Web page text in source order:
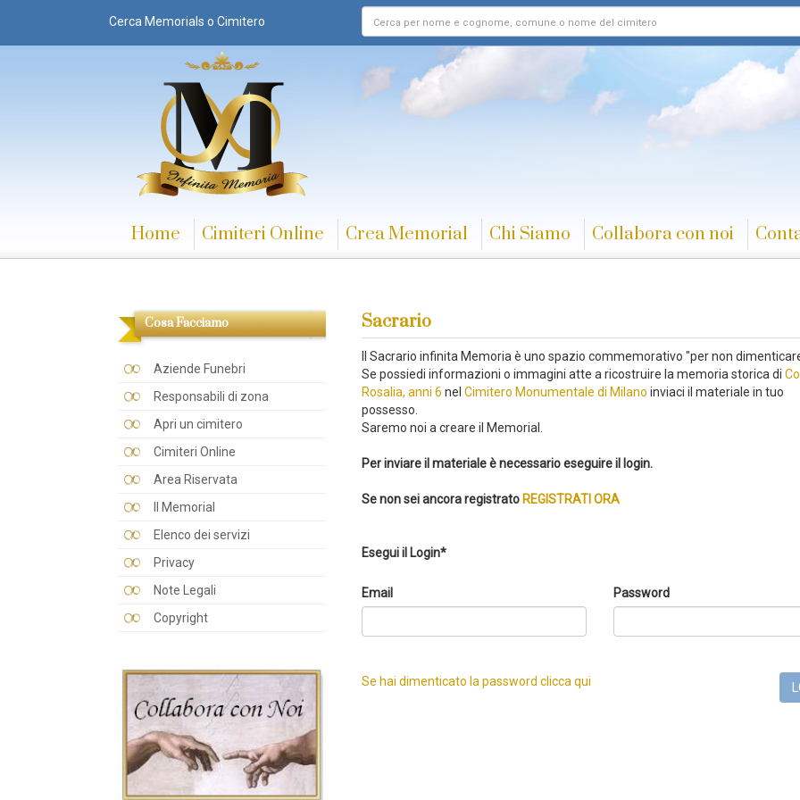
Cerca Memorials o Cimitero
Home Cimiteri Online Crea Memorial Chi Siamo Collabora con noi
Cosa Facciamo
Aziende Funebri
Responsabili di zona
Apri un cimitero
Cimiteri Online
Area Riservata
Il Memorial
Elenco dei servizi
Privacy
Note Legali
Copyright
Sacrario
Il Sacrario infinita Memoria è uno spazio commemorativo "per non
Se possiedi informazioni o immagini atte a ricostruire la memoria storica di
Rosalia, anni 6 nel Cimitero Monumentale di Milano inviaci il materiale in tuo
possesso.
Saremo noi a creare il Memorial.
Per inviare il materiale è necessario eseguire il login.
Se non sei ancora registrato REGISTRATI ORA
Esegui il Login*
Email Password
Se hai dimenticato la password clicca qui